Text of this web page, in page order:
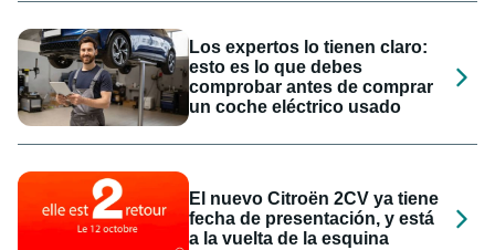
Los expertos lo tienen claro:
esto es lo que debes
comprobar antes de comprar
un coche eléctrico usado
El nuevo Citroën 2CV ya tiene
fecha de presentación, y está
a la vuelta de la esquina